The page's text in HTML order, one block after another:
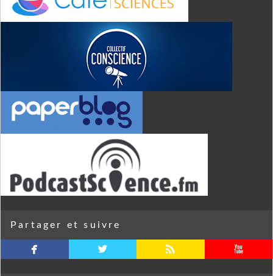
Partager et suivre
facebook twitterbird rss youtube